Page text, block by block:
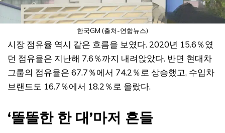
한국GM (출처-연합뉴스)
시장 점유율 역시 같은 흐름을 보였다. 2020년 15.6％였
던 점유율은 지난해 7.6％까지 내려앉았다. 반면 현대차
그룹의 점유율은 67.7％에서 74.2％로 상승했고, 수입차
브랜드도 16.7％에서 18.2％로 올랐다.
‘똘똘한 한 대’마저 흔들